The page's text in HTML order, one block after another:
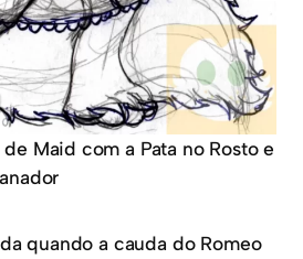
Maid com a Pata no Rosto e
quando a cauda do Romeo